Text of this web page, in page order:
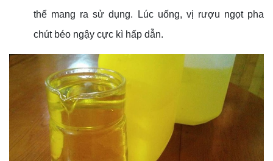
thể mang ra sử dụng. Lúc uống, vị rượu ngọt pha
chút béo ngậy cực kì hấp dẫn.